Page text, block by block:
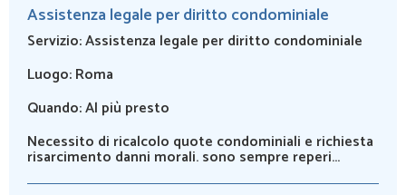
Assistenza legale per diritto condominiale
Servizio:Assistenza legale per diritto condominiale
Luogo:Roma
Quando:Al più presto
Necessito di ricalcolo quote condominiali e richiesta
risarcimento danni morali. sono sempre reperi...